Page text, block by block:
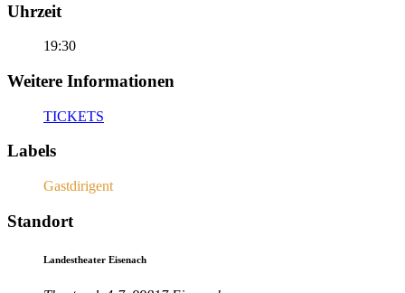
Uhrzeit
19:30
Weitere Informationen
TICKETS
Labels
Gastdirigent
Standort
Landestheater Eisenach